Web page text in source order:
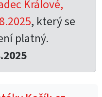
Králové,
, který se
platný.